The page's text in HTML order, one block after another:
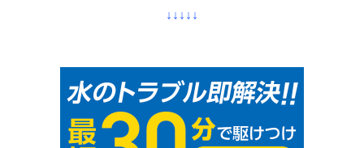
↓↓↓↓↓